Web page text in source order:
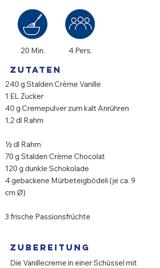
20 Min. 4 Pers.
Zutaten
240 g Stalden Crème Vanille
1 EL Zucker
40 g Cremepulver zum kalt Anrühren
1,2 dl Rahm
½ dl Rahm
70 g Stalden Crème Chocolat
120 g dunkle Schokolade
4 gebackene Mürbeteigbödeli (je ca. 9
cm Ø)
3 frische Passionsfrüchte
Zubereitung
Die Vanillecreme in einer Schüssel mit